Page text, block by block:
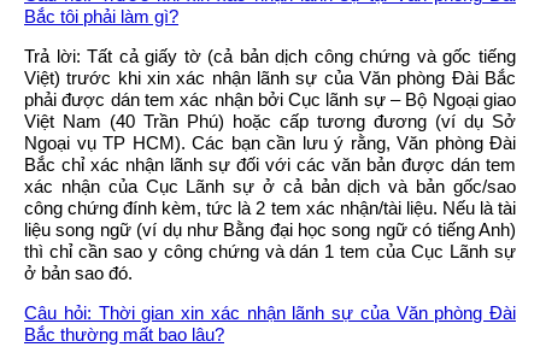
Bắc tôi phải làm gì?
Trả lời: Tất cả giấy tờ (cả bản dịch công chứng và gốc tiếng
Việt) trước khi xin xác nhận lãnh sự của Văn phòng Đài Bắc
phải được dán tem xác nhận bởi Cục lãnh sự – Bộ Ngoại giao
Việt Nam (40 Trần Phú) hoặc cấp tương đương (ví dụ Sở
Ngoại vụ TP HCM). Các bạn cần lưu ý rằng, Văn phòng Đài
Bắc chỉ xác nhận lãnh sự đối với các văn bản được dán tem
xác nhận của Cục Lãnh sự ở cả bản dịch và bản gốc/sao
công chứng đính kèm, tức là 2 tem xác nhận/tài liệu. Nếu là tài
liệu song ngữ (ví dụ như Bằng đại học song ngữ có tiếng Anh)
thì chỉ cần sao y công chứng và dán 1 tem của Cục Lãnh sự
ở bản sao đó.
Câu hỏi: Thời gian xin xác nhận lãnh sự của Văn phòng Đài
Bắc thường mất bao lâu?